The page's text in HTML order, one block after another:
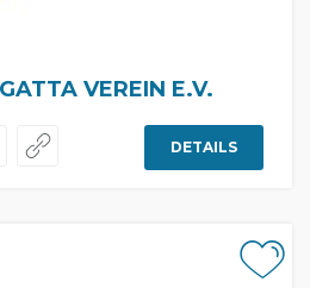
VEREIN E.V.
DETAILS